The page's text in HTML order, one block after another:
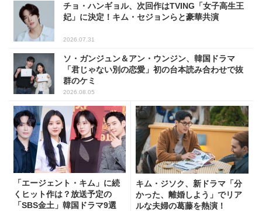
チョ・ハンギョル、次回作はTVING「女子高生王
妃」に決定！キム・セジョンらと豪華共演
2026.07.31
ソ・ガンジュン＆アン・ウンジン、韓国ドラマ
「君じゃない別の恋愛」初の台本読み合わせで抜
群のケミ
2026.08.05
「エージェント・キム」に続
くヒット作は？放送予定の
「SBS金土」韓国ドラマ9選
キム・ジソク、新ドラマ「分
かった、離婚しよう」でリア
ルな夫婦の葛藤を熱演！